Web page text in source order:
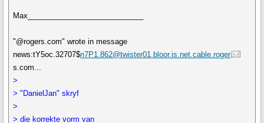
Max____________________________
"@rogers.com" wrote in message
news:tY5oc.32707$n7P1.862@twister01.bloor.is.net.cable.roger
s.com...
>
> "DanielJan" skryf
>
> die korrekte vorm van